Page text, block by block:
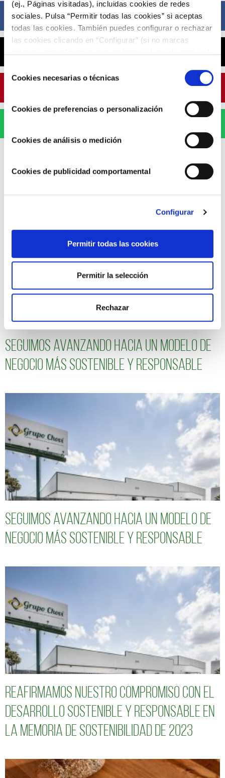
(ej., Páginas visitadas), incluidas cookies de redes
sociales. Pulsa “Permitir todas las cookies” si aceptas
todas las cookies. También puedes configurar o rechazar
las cookies clicando en “Configurar” (si no marcas
COOKIES.
Selección
deCookies necesarias o técnicas
Cookies de preferencias o personalización
Cookies de análisis o medición
Cookies de publicidad comportamental
Configurar
Permitir todas las cookies
Permitir la selección
Rechazar
Facebook
ARTÍCULOS RELACIONADOS
Seguimos avanzando hacia un modelo de
negocio más sostenible y responsable
Seguimos avanzando hacia un modelo de
negocio más sostenible y responsable
Reafirmamos nuestro compromiso con el
desarrollo sostenible y responsable en
la Memoria de Sostenibilidad de 2023